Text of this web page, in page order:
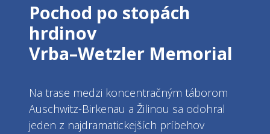
Pochod po stopách
hrdinov
Vrba–Wetzler Memorial
Na trase medzi koncentračným táborom
Auschwitz-Birkenau a Žilinou sa odohral
jeden z najdramatickejších príbehov